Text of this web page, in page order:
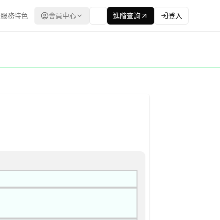
服務特色 會員中心 進階查詢 登入